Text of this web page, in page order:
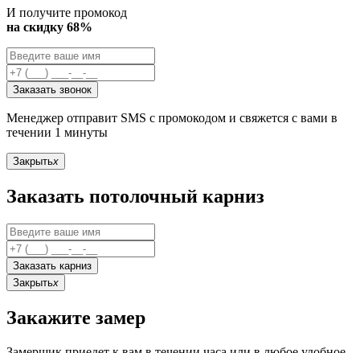
И получите промокод
на скидку 68%
Заказать звонок
Менеджер отправит SMS с промокодом и свяжется с вами в
течении 1 минуты
Закрытьx
Заказать потолочный карниз
Заказать карниз
Закрытьx
Закажите замер